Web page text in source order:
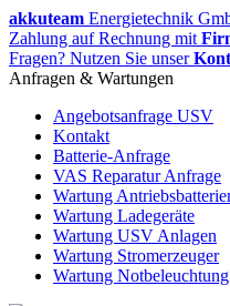
akkuteam Energietechnik
Zahlung auf Rechnung mit
Fragen? Nutzen Sie unser
Anfragen & Wartungen
Angebotsanfrage USV
Kontakt
Batterie-Anfrage
VAS Reparatur Anfrage
Wartung
Wartung Ladegeräte
Wartung USV Anlagen
Wartung Stromerzeuger
Wartung Notbeleuchtung